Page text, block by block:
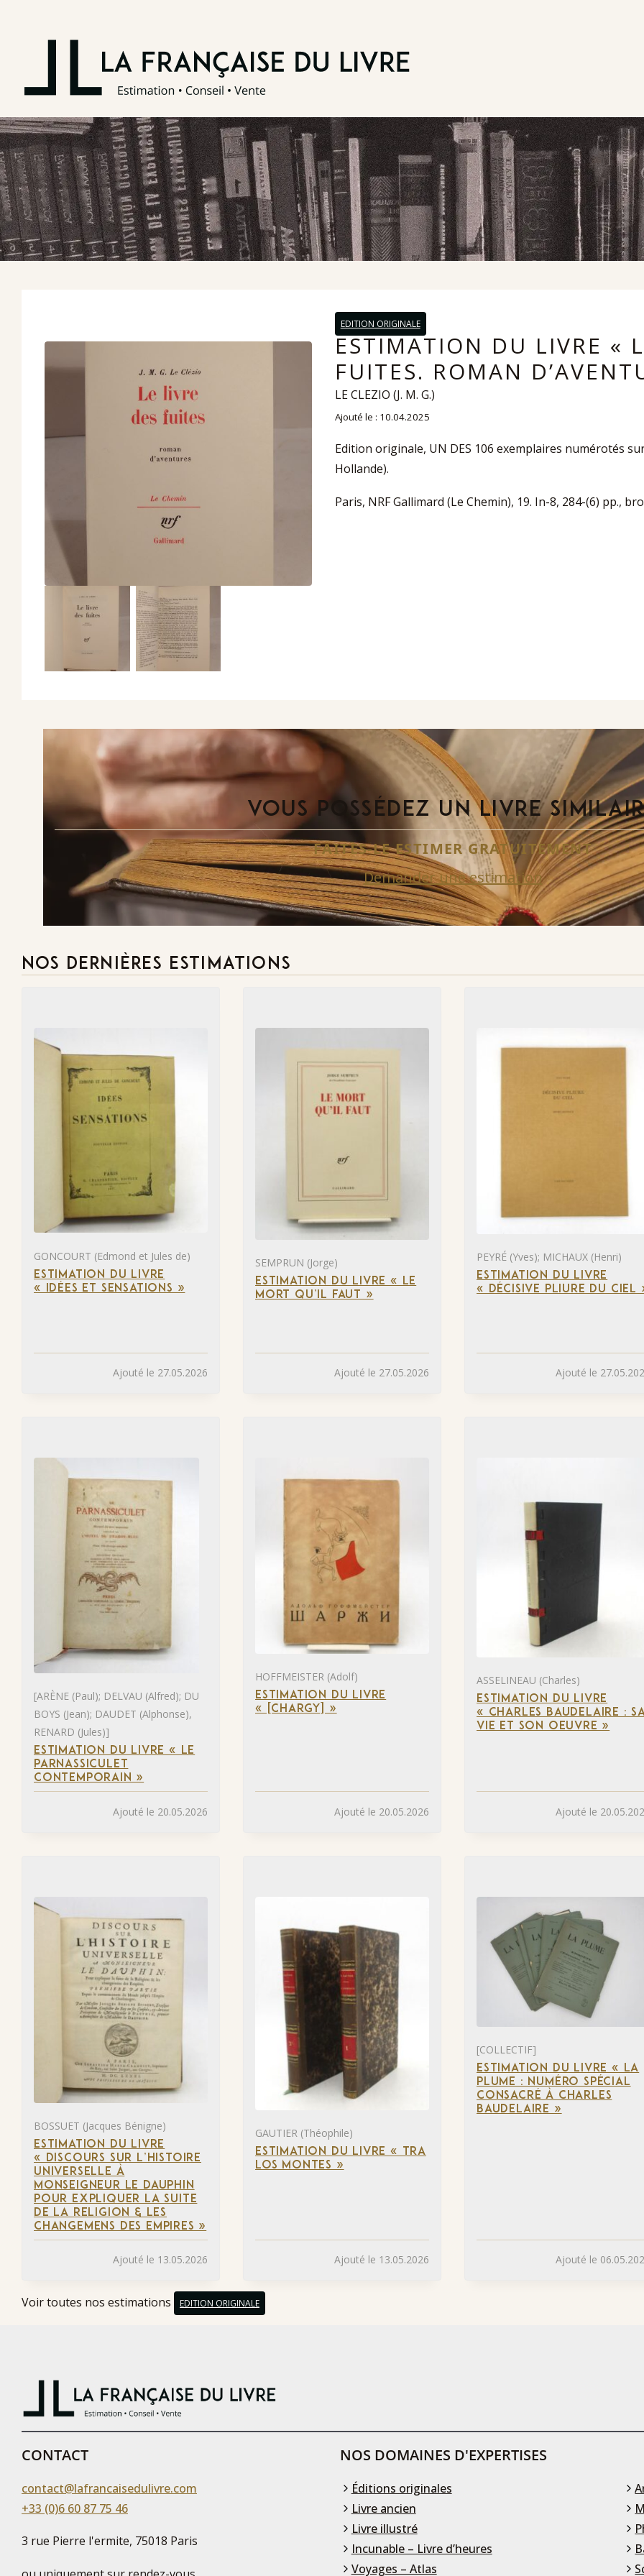
EDITION ORIGINALE
ESTIMATION DU LIVRE «
FUITES. ROMAN
LE CLEZIO (J. M. G.)
Ajouté le : 10.04.2025
Edition originale, UN DES 106 exemplaires numérotés
Hollande).
Paris, NRF Gallimard (Le Chemin), 19. In-8, 284-(6) pp.,
VOUS POSSÉDEZ UN LIVRE
FAITES-LE ESTIMER GRATUITEMENT
Demander une estimation
NOS DERNIÈRES ESTIMATIONS
GONCOURT (Edmond et Jules de)
ESTIMATION DU LIVRE
« IDÉES ET SENSATIONS »
Ajouté le 27.05.2026
SEMPRUN (Jorge)
ESTIMATION DU LIVRE « LE
MORT QU’IL FAUT »
Ajouté le 27.05.2026
PEYRÉ (Yves); MICHAUX (Henri)
ESTIMATION DU LIVRE
« DÉCISIVE PLIURE DU CIEL
Ajouté le
[ARÈNE (Paul); DELVAU (Alfred); DU
BOYS (Jean); DAUDET (Alphonse),
RENARD (Jules)]
ESTIMATION DU LIVRE « LE
PARNASSICULET
CONTEMPORAIN »
Ajouté le 20.05.2026
HOFFMEISTER (Adolf)
ESTIMATION DU LIVRE
« [CHARGY] »
Ajouté le 20.05.2026
ASSELINEAU (Charles)
ESTIMATION DU LIVRE
« CHARLES BAUDELAIRE :
VIE ET SON OEUVRE »
Ajouté le
BOSSUET (Jacques Bénigne)
ESTIMATION DU LIVRE
« DISCOURS SUR L’HISTOIRE
UNIVERSELLE À
MONSEIGNEUR LE DAUPHIN
POUR EXPLIQUER LA SUITE
DE LA RELIGION & LES
CHANGEMENS DES EMPIRES »
Ajouté le 13.05.2026
GAUTIER (Théophile)
ESTIMATION DU LIVRE « TRA
LOS MONTES »
Ajouté le 13.05.2026
[COLLECTIF]
ESTIMATION DU LIVRE « LA
PLUME : NUMÉRO SPÉCIAL
CONSACRÉ À CHARLES
BAUDELAIRE »
Ajouté le
Voir toutes nos estimations EDITION ORIGINALE
CONTACT
contact@lafrancaisedulivre.com
+33 (0)6 60 87 75 46
3 rue Pierre l'ermite, 75018 Paris
NOS DOMAINES D'EXPERTISES
Éditions originales
Livre ancien
Livre illustré
Incunable – Livre d’heures
Voyages – Atlas